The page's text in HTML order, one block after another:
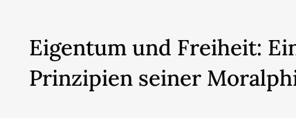
Eigentum und Freiheit:
Prinzipien seiner